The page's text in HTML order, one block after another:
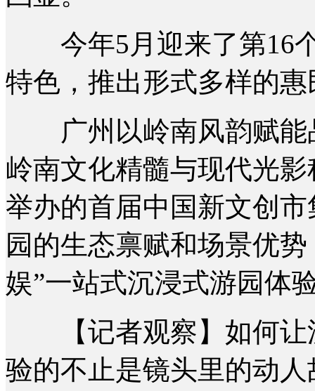
今年5月迎来了第16个
特色，推出形式多样的
广州以岭南风韵赋能
岭南文化精髓与现代光
举办的首届中国新文创
园的生态禀赋和场景优
娱”一站式沉浸式游园
【记者观察】如何让
验的不止是镜头里的动